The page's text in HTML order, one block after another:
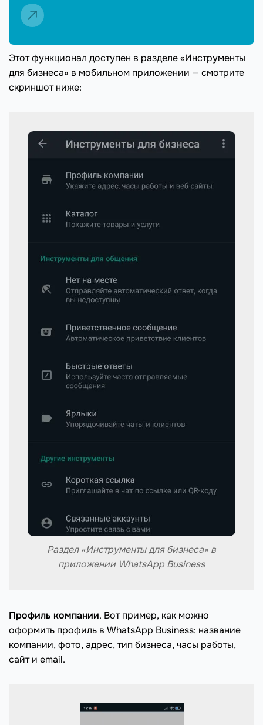
Этот функционал доступен в разделе «Инструменты
для бизнеса» в мобильном приложении — смотрите
скриншот ниже:
Раздел «Инструменты для бизнеса» в
приложении WhatsApp Business
Профиль компании. Вот пример, как можно
оформить профиль в WhatsApp Business: название
компании, фото, адрес, тип бизнеса, часы работы,
сайт и email.